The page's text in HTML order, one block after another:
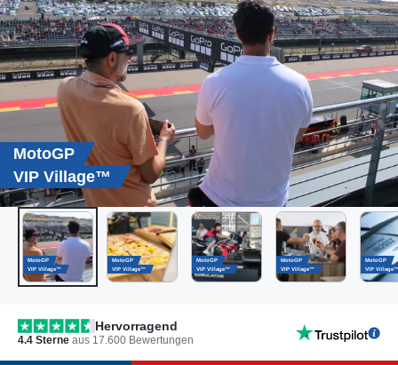
MotoGP
VIP Village™
MotoGP
VIP Village™
MotoGP
VIP Village™
MotoGP
VIP Village™
MotoGP
VIP Village™
MotoGP
VIP Village™
Hervorragend
4.4 Sterne aus 17.600 Bewertungen